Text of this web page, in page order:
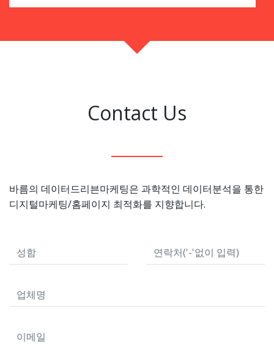
Contact Us
바름의 데이터드리븐마케팅은 과학적인 데이터분석을 통한
디지털마케팅/홈페이지 최적화를 지향합니다.